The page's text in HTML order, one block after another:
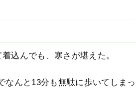
込んでも、寒さが堪えた。
なんと13分も無駄に歩いてしまっ